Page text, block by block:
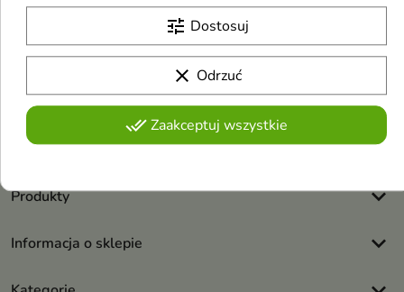
Otrzymuj informację o nowościach i
wyprzedażach
Możesz zrezygnować w każdej chwili. W tym celu należy odnaleźć
szczegóły w naszej informacji prawnej.
Produkty keyboard_arrow_down
Informacja o sklepie keyboard_arrow_down
tune Dostosuj
clear Odrzuć
done_allZaakceptuj wszystkie